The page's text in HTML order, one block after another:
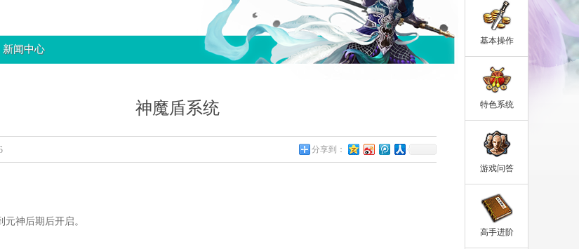
新闻中心
神魔盾系统
分享到：
神后期后开启。
基本操作
特色系统
游戏问答
高手进阶